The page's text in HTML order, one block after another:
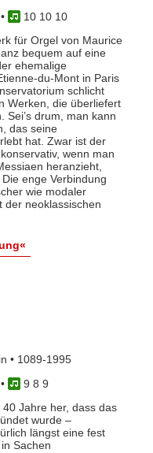
•
10 10 10
für Orgel von Maurice
bequem auf eine
ehemalige
du-Mont in Paris
schlicht
Werken, die überliefert
Sei’s drum, man kann
das seine
hat. Zwar ist der
wenn man
heranzieht,
enge Verbindung
wie modaler
der neoklassischen
• 1089-1995
•
9 8 9
Jahre her, dass das
wurde –
längst eine fest
Sachen